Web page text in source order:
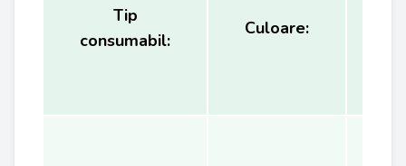
Tip
consumabil:
Culoare: